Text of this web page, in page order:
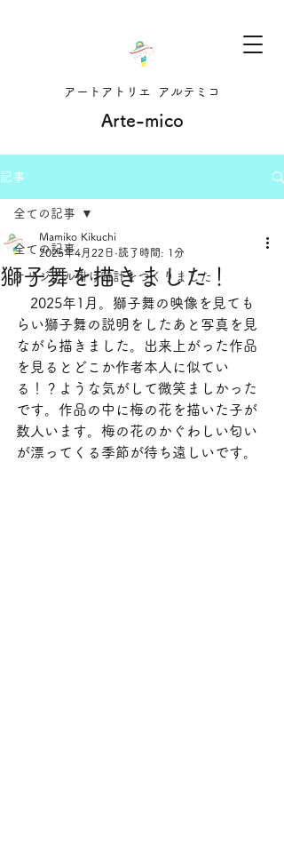
Arte-mico
アートアトリエ アルテミコ
記事
全ての記事
オリジナル掛け時計をつくりました
全ての記事
獅子舞を描きました！
Mamiko Kikuchi
2025年4月22日 読了時間: 1分
2025年1月。獅子舞の映像を見ても
らい獅子舞の説明をしたあと写真を見
ながら描きました。出来上がった作品
を見るとどこか作者本人に似てい
る！？ような気がして微笑ましかった
です。作品の中に梅の花を描いた子が
数人います。梅の花のかぐわしい匂い
が漂ってくる季節が待ち遠しいです。